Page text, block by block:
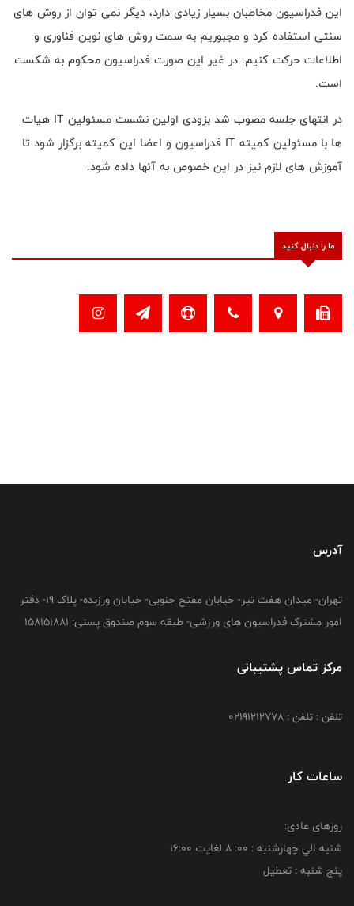
این فدراسیون مخاطبان بسیار زیادی دارد، دیگر نمی توان از روش های
سنتی استفاده کرد و مجبوریم به سمت روش های نوین فناوری و
اطلاعات حرکت کنیم. در غیر این صورت فدراسیون محکوم به شکست
است.
در انتهای جلسه مصوب شد بزودی اولین نشست مسئولین IT هیات
ها با مسئولین کمیته IT فدراسیون و اعضا این کمیته برگزار شود تا
آموزش های لازم نیز در این خصوص به آنها داده شود.
ما را دنبال کنید
آدرس
تهران- میدان هفت تیر- خیابان مفتح جنوبی- خیابان ورزنده- پلاک 19- دفتر
امور مشترک فدراسیون های ورزشی- طبقه سوم صندوق پستی: 158151881
مرکز تماس پشتیبانی
تلفن : تلفن : 02191212778
ساعات کار
روزهای عادی:
شنبه الي چهارشنبه : 00: 8 لغايت 16:00
پنج شنبه : تعطیل